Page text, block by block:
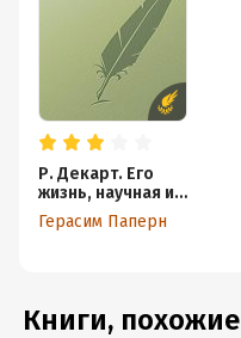
Р. Декарт. Его
жизнь, научная и
философская
деятельность
Герасим Паперн
Книги,